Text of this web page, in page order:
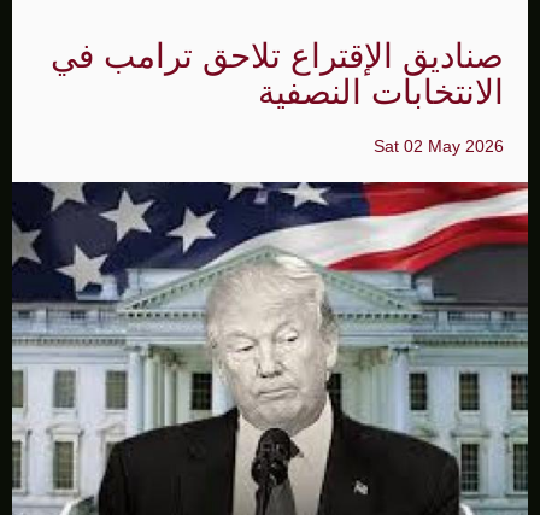
صناديق الإقتراع تلاحق ترامب في
الانتخابات النصفية
Sat 02 May 2026